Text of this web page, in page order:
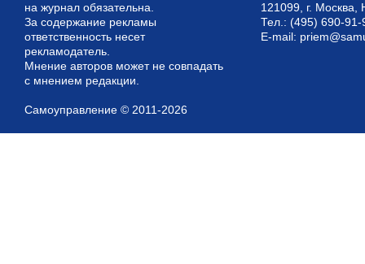
на журнал обязательна.
За содержание рекламы
ответственность несет
рекламодатель.
Мнение авторов может не совпадать
с мнением редакции.
Самоуправление © 2011-2026
121099, г. Москва,
Тел.: (495) 690-91-
E-mail: